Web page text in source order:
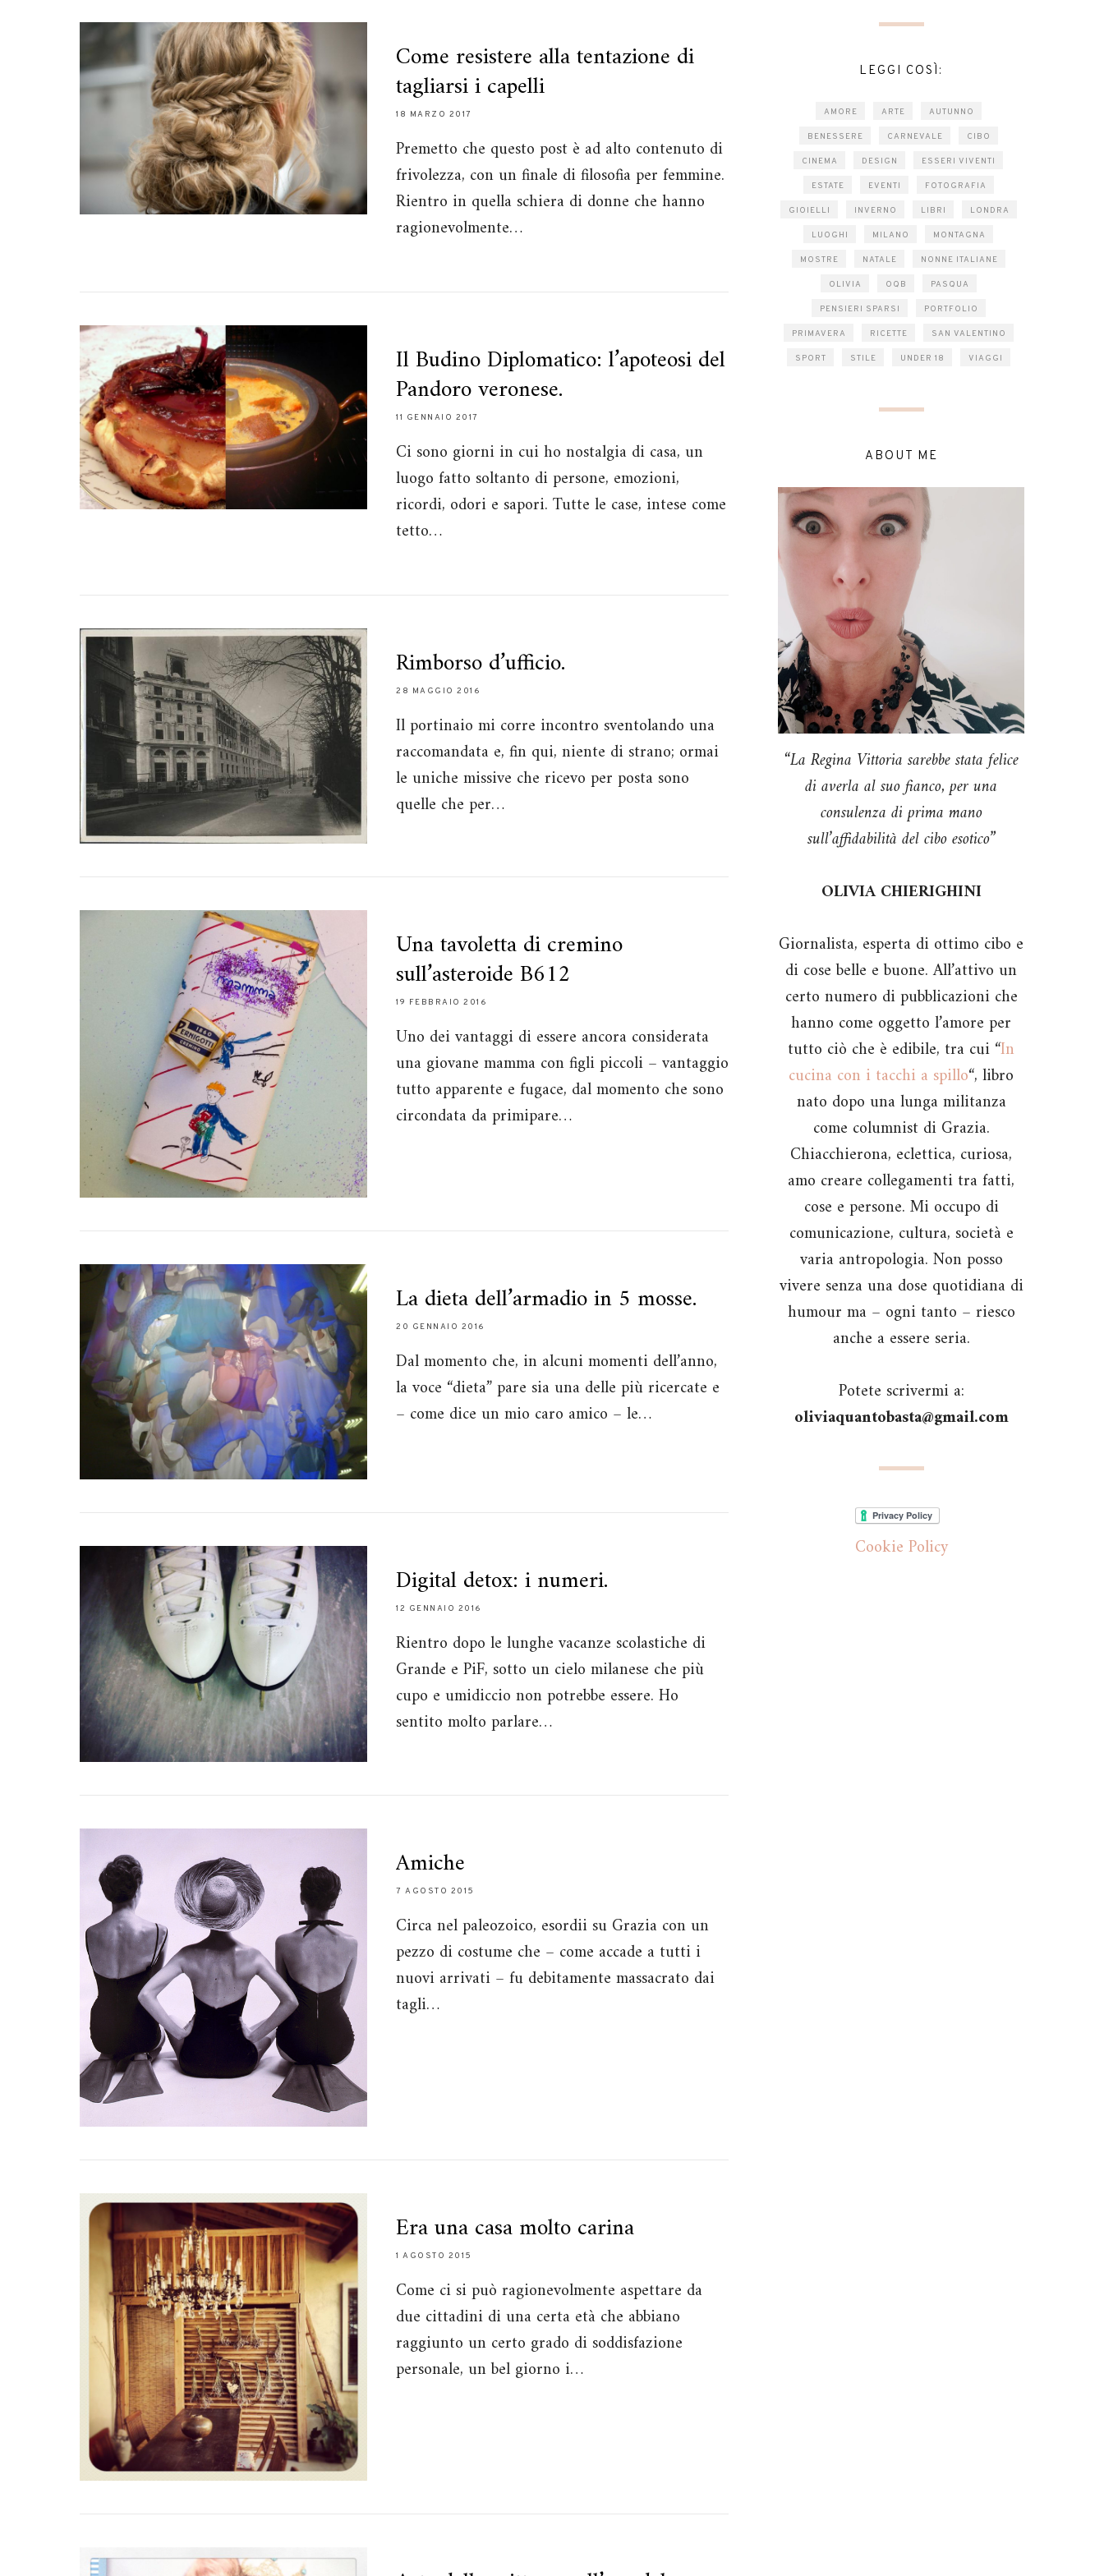
Come resistere alla tentazione di
tagliarsi i capelli
18 MARZO 2017
Premetto che questo post è ad alto contenuto di
frivolezza, con un finale di filosofia per femmine.
Rientro in quella schiera di donne che hanno
ragionevolmente…
Il Budino Diplomatico: l’apoteosi del
Pandoro veronese.
11 GENNAIO 2017
Ci sono giorni in cui ho nostalgia di casa, un
luogo fatto soltanto di persone, emozioni,
ricordi, odori e sapori. Tutte le case, intese come
tetto…
Rimborso d’ufficio.
28 MAGGIO 2016
Il portinaio mi corre incontro sventolando una
raccomandata e, fin qui, niente di strano; ormai
le uniche missive che ricevo per posta sono
quelle che per…
Una tavoletta di cremino
sull’asteroide B612
19 FEBBRAIO 2016
Uno dei vantaggi di essere ancora considerata
una giovane mamma con figli piccoli – vantaggio
tutto apparente e fugace, dal momento che sono
circondata da primipare…
La dieta dell’armadio in 5 mosse.
20 GENNAIO 2016
Dal momento che, in alcuni momenti dell’anno,
la voce “dieta” pare sia una delle più ricercate e
– come dice un mio caro amico – le…
Digital detox: i numeri.
12 GENNAIO 2016
Rientro dopo le lunghe vacanze scolastiche di
Grande e PiF, sotto un cielo milanese che più
cupo e umidiccio non potrebbe essere. Ho
sentito molto parlare…
Amiche
7 AGOSTO 2015
Circa nel paleozoico, esordii su Grazia con un
pezzo di costume che – come accade a tutti i
nuovi arrivati – fu debitamente massacrato dai
tagli…
Era una casa molto carina
1 AGOSTO 2015
Come ci si può ragionevolmente aspettare da
due cittadini di una certa età che abbiano
raggiunto un certo grado di soddisfazione
personale, un bel giorno i…
LEGGI COSÌ:
AMORE ARTE AUTUNNO
BENESSERE CARNEVALE CIBO
CINEMA DESIGN ESSERI VIVENTI
ESTATE EVENTI FOTOGRAFIA
GIOIELLI INVERNO LIBRI LONDRA
LUOGHI MILANO MONTAGNA
MOSTRE NATALE NONNE ITALIANE
OLIVIA OQB PASQUA
PENSIERI SPARSI PORTFOLIO
PRIMAVERA RICETTE SAN VALENTINO
SPORT STILE UNDER 18 VIAGGI
ABOUT ME
“La Regina Vittoria sarebbe stata felice
di averla al suo fianco, per una
consulenza di prima mano
sull’affidabilità del cibo esotico”
OLIVIA CHIERIGHINI
Giornalista, esperta di ottimo cibo e
di cose belle e buone. All’attivo un
certo numero di pubblicazioni che
hanno come oggetto l’amore per
tutto ciò che è edibile, tra cui “In
cucina con i tacchi a spillo“, libro
nato dopo una lunga militanza
come columnist di Grazia.
Chiacchierona, eclettica, curiosa,
amo creare collegamenti tra fatti,
cose e persone. Mi occupo di
comunicazione, cultura, società e
varia antropologia. Non posso
vivere senza una dose quotidiana di
humour ma – ogni tanto – riesco
anche a essere seria.
Potete scrivermi a:
oliviaquantobasta@gmail.com
Cookie Policy